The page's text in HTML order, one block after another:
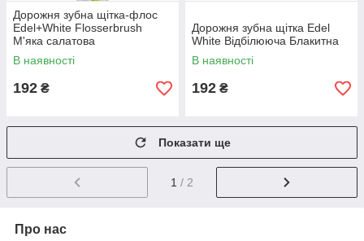
Дорожня зубна щітка-флос
Edel+White Flosserbrush
М'яка салатова
В наявності
192 ₴
Дорожня зубна щітка Edel
White Відбілююча Блакитна
В наявності
192 ₴
Показати ще
1 / 2
Про нас